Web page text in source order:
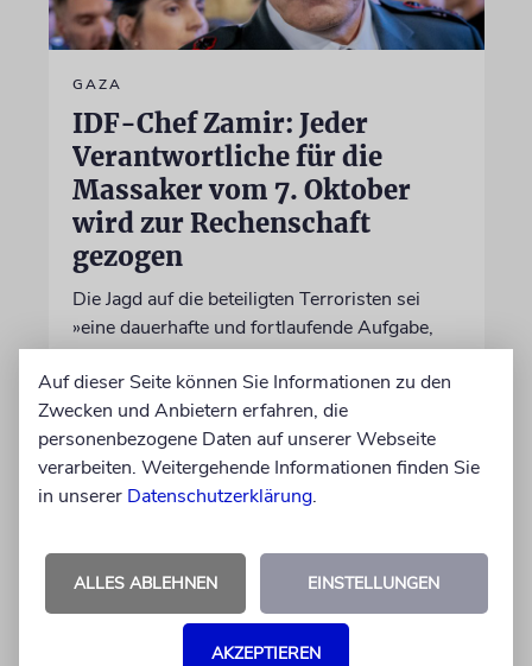
GAZA
IDF-Chef Zamir: Jeder
Verantwortliche für die
Massaker vom 7. Oktober
wird zur Rechenschaft
gezogen
Die Jagd auf die beteiligten Terroristen sei
»eine dauerhafte und fortlaufende Aufgabe,
die das Kommando mit großem Erfolg erfüllt«,
sagt der Generalstabschef
06.08.2026
Auf dieser Seite können Sie Informationen zu den
Zwecken und Anbietern erfahren, die
personenbezogene Daten auf unserer Webseite
verarbeiten. Weitergehende Informationen finden Sie
in unserer Datenschutzerklärung.
ALLES ABLEHNEN EINSTELLUNGEN
AKZEPTIEREN